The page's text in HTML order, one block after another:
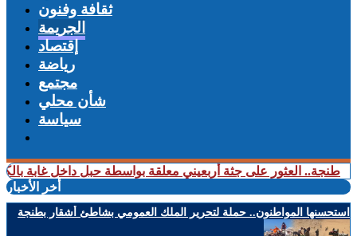
ثقافة وفنون
الجريمة
إقتصاد
رياضة
مجتمع
شأن محلي
سياسة
العثور على جثة أربعيني معلقة بواسطة حبل داخل غابة بالكوارت
+
أخر الأخبار
استحسنها المواطنون.. حملة لتحرير الملك العمومي بشاطئ أشقار بطنجة